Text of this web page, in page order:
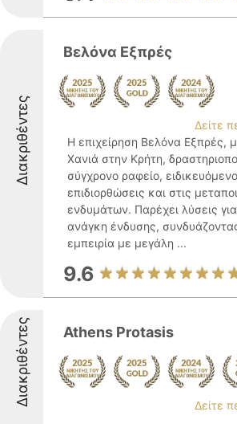
Διακριθέντες
Βελόνα Εξπρές
Δείτε
Η επιχείρηση Βελόνα Εξπρές,
Χανιά στην Κρήτη,
σύγχρονο ραφείο,
επιδιορθώσεις και στις
ενδυμάτων. Παρέχει λύσεις
ανάγκη ένδυσης,
εμπειρία με μεγάλη ...
9.6
Διακριθέντες Athens Protasis
Δείτε